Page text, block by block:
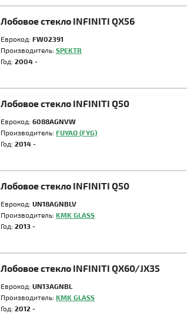
Лобовое стекло INFINITI QX56
Еврокод: FW02391
Производитель: SPEKTR
Год: 2004 -
Лобовое стекло INFINITI Q50
Еврокод: 6088AGNVW
Производитель: FUYAO (FYG)
Год: 2014 -
Лобовое стекло INFINITI Q50
Еврокод: UN18AGNBLV
Производитель: KMK GLASS
Год: 2013 -
Лобовое стекло INFINITI QX60/JX35
Еврокод: UN13AGNBL
Производитель: KMK GLASS
Год: 2012 -